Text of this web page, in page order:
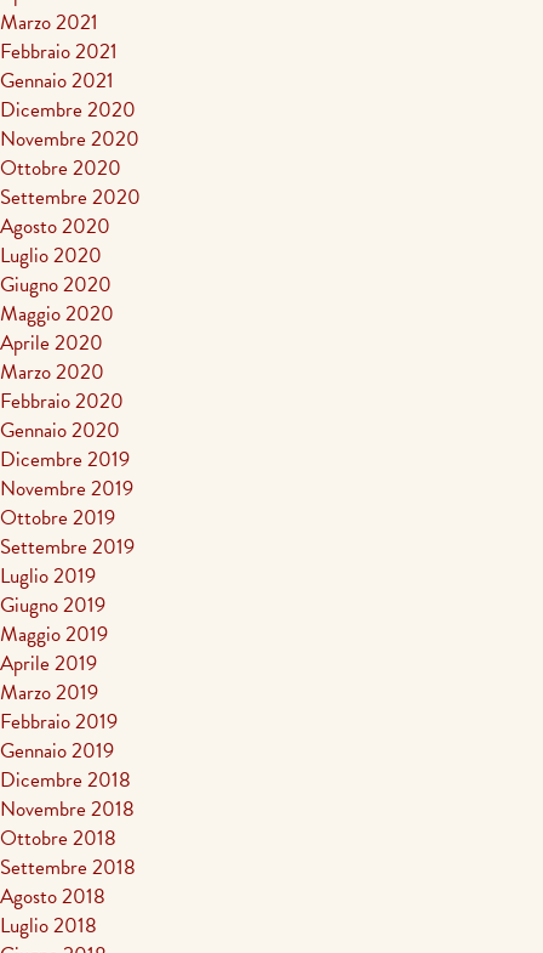
Marzo 2021
Febbraio 2021
Gennaio 2021
Dicembre 2020
Novembre 2020
Ottobre 2020
Settembre 2020
Agosto 2020
Luglio 2020
Giugno 2020
Maggio 2020
Aprile 2020
Marzo 2020
Febbraio 2020
Gennaio 2020
Dicembre 2019
Novembre 2019
Ottobre 2019
Settembre 2019
Luglio 2019
Giugno 2019
Maggio 2019
Aprile 2019
Marzo 2019
Febbraio 2019
Gennaio 2019
Dicembre 2018
Novembre 2018
Ottobre 2018
Settembre 2018
Agosto 2018
Luglio 2018